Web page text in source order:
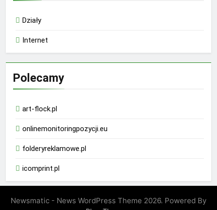
Działy
Internet
Polecamy
art-flock.pl
onlinemonitoringpozycji.eu
folderyreklamowe.pl
icomprint.pl
Newsmatic - News WordPress Theme 2026. Powered By